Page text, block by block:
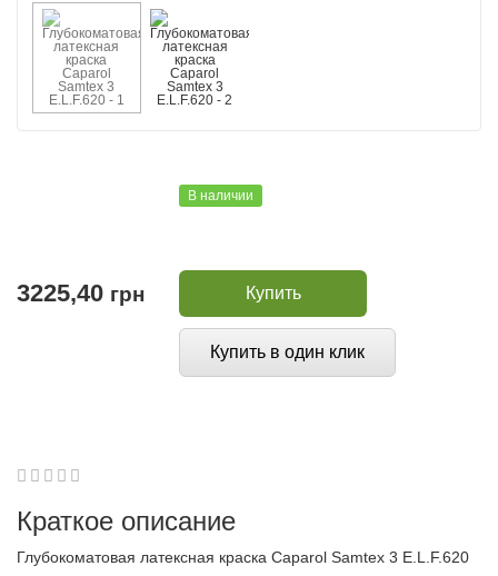
В наличии
3225,40 грн Купить
Купить в один клик
12345
Краткое описание
Глубокоматовая латексная краска Caparol Samtex 3 E.L.F.620